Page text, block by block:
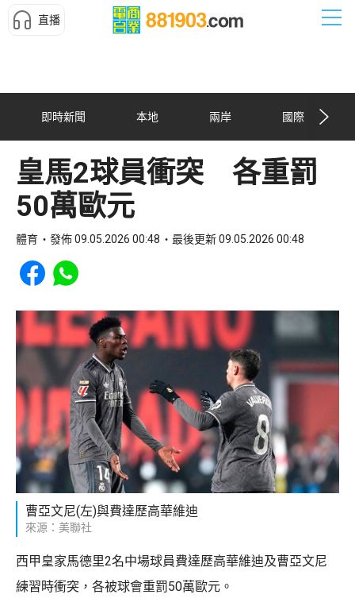
直播
即時新聞 本地 兩岸 國際
皇馬2球員衝突 各重罰
50萬歐元
體育 發佈 09.05.2026 00:48 最後更新 09.05.2026 00:48
Share to Facebook
Share to WhatsApp
曹亞文尼(左)與費達歷高華維迪
來源：美聯社
西甲皇家馬德里2名中場球員費達歷高華維迪及曹亞文尼
練習時衝突，各被球會重罰50萬歐元。